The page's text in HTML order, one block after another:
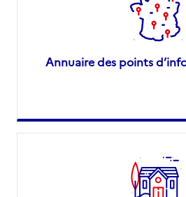
Annuaire des points